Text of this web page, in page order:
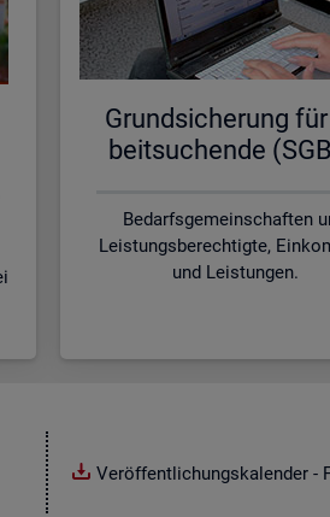
Grund­si­che­rung
beit­su­chen­de
Bedarfsgemeinschaften
Leistungsberechtigte,
und Leistungen.
Veröffentlichungskalender -